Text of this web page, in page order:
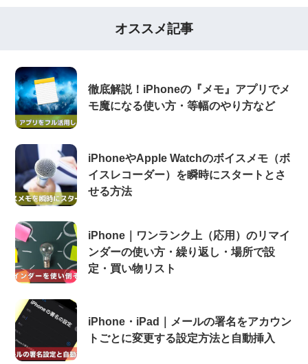
オススメ記事
徹底解説！iPhoneの『メモ』アプリでメ
モ魔になる使い方・等幅のやり方など
iPhoneやApple Watchのボイスメモ（ボ
イスレコーダー）を瞬時にスタートとさ
せる方法
iPhone｜ワンランク上（応用）のリマイ
ンダーの使い方・繰り返し・場所で設
定・買い物リスト
iPhone・iPad｜メールの署名をアカウン
トごとに変更する設定方法と自動挿入